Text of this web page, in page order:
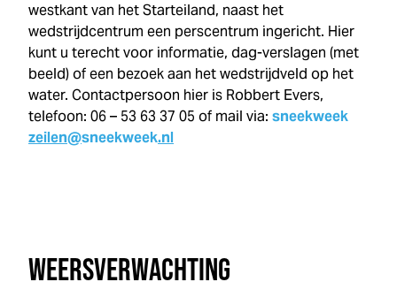
westkant van het Starteiland, naast het
wedstrijdcentrum een perscentrum ingericht. Hier
kunt u terecht voor informatie, dag-verslagen (met
beeld) of een bezoek aan het wedstrijdveld op het
water. Contactpersoon hier is Robbert Evers,
telefoon: 06 – 53 63 37 05 of mail via: sneekweek
zeilen@sneekweek.nl
WEERSVERWACHTING